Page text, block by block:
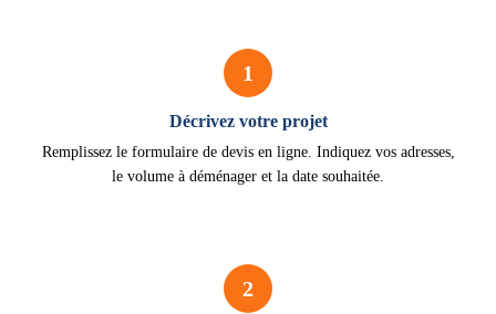
1
Décrivez votre projet
Remplissez le formulaire de devis en ligne. Indiquez vos adresses,
le volume à déménager et la date souhaitée.
2